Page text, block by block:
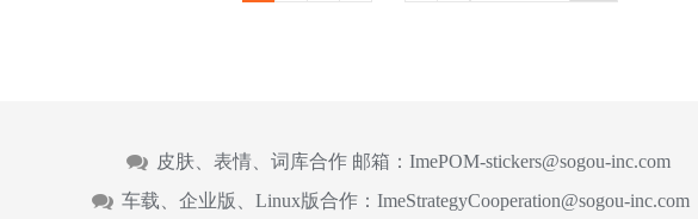
皮肤、表情、词库合作 邮箱： ImePOM-stickers@sogou-inc.com
车载、企业版、Linux版合作： ImeStrategyCooperation@sogou-inc.com